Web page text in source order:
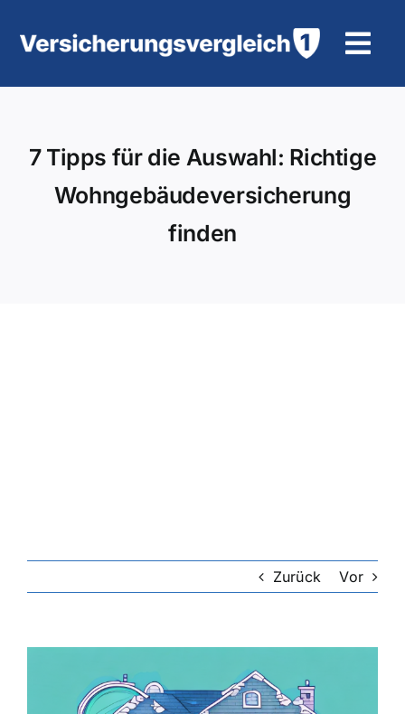
Inhalt
KFZ-Versicherung
Lebensversicherung
7 Tipps für die Auswahl: Richtige
Wohngebäudeversicherung
finden
Zurück Vor
grösseres